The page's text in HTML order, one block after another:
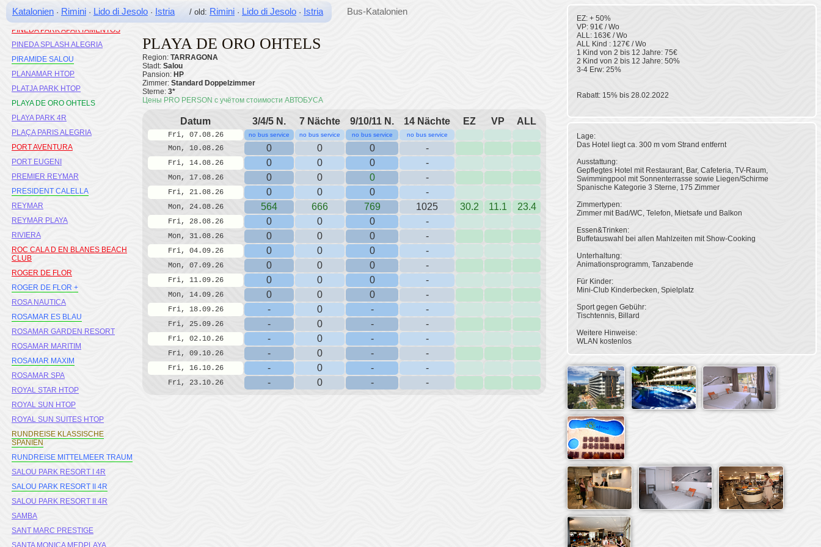
Katalonien · Rimini · Lido di Jesolo · Istria/ old: Rimini · Lido di Jesolo · Istria Bus-Katalonien
PIMAR AND SPA
PINEDA PARK APARTAMENTOS
PINEDA SPLASH ALEGRIA
PIRAMIDE SALOU
PLANAMAR HTOP
PLATJA PARK HTOP
PLAYA DE ORO OHTELS
PLAYA PARK 4R
PLAÇA PARIS ALEGRIA
PORT AVENTURA
PORT EUGENI
PREMIER REYMAR
PRESIDENT CALELLA
REYMAR
REYMAR PLAYA
RIVIERA
ROC CALA D EN BLANES BEACH
CLUB
ROGER DE FLOR
ROGER DE FLOR +
ROSA NAUTICA
ROSAMAR ES BLAU
ROSAMAR GARDEN RESORT
ROSAMAR MARITIM
ROSAMAR MAXIM
ROSAMAR SPA
ROYAL STAR HTOP
ROYAL SUN HTOP
ROYAL SUN SUITES HTOP
RUNDREISE KLASSISCHE
SPANIEN
RUNDREISE MITTELMEER TRAUM
SALOU PARK RESORT I 4R
SALOU PARK RESORT II 4R
SALOU PARK RESORT II 4R
SAMBA
SANT MARC PRESTIGE
SANTA MONICA MEDPLAYA
EZ: + 50%
VP: 91€ / Wo
ALL: 163€ / Wo
ALL Kind : 127€ / Wo
1 Kind von 2 bis 12 Jahre: 75€
2 Kind von 2 bis 12 Jahre: 50%
3-4 Erw: 25%
Rabatt: 15% bis 28.02.2022
Lage:
Das Hotel liegt ca. 300 m vom Strand entfernt
Ausstattung:
Gepflegtes Hotel mit Restaurant, Bar, Cafeteria, TV-Raum,
Swimmingpool mit Sonnenterrasse sowie Liegen/Schirme
Spanische Kategorie 3 Sterne, 175 Zimmer
Zimmertypen:
Zimmer mit Bad/WC, Telefon, Mietsafe und Balkon
Essen&Trinken:
Buffetauswahl bei allen Mahlzeiten mit Show-Cooking
Unterhaltung:
Animationsprogramm, Tanzabende
Für Kinder:
Mini-Club Kinderbecken, Spielplatz
Sport gegen Gebühr:
Tischtennis, Billard
Weitere Hinweise:
PLAYA DE ORO OHTELS
Region: TARRAGONA
Stadt: Salou
Pansion: HP
Zimmer: Standard Doppelzimmer
Sterne: 3*
Цены PRO PERSON с учётом стоимости АВТОБУСА
Datum 3/4/5 N. 7 Nächte 9/10/11 N. 14 Nächte EZ VP ALL
Fri, 07.08.26 no bus service no bus service no bus service no bus service
Mon, 10.08.26 0 0 0 -
Fri, 14.08.26 0 0 0 -
Mon, 17.08.26 0 0 0 -
Fri, 21.08.26 0 0 0 -
Mon, 24.08.26 564 666 769 1025 30.2 11.1 23.4
Fri, 28.08.26 0 0 0 -
Mon, 31.08.26 0 0 0 -
Fri, 04.09.26 0 0 0 -
Mon, 07.09.26 0 0 0 -
Fri, 11.09.26 0 0 0 -
Mon, 14.09.26 0 0 0 -
Fri, 18.09.26 - 0 - -
Fri, 25.09.26 - 0 - -
Fri, 02.10.26 - 0 - -
Fri, 09.10.26 - 0 - -
Fri, 16.10.26 - 0 - -
Fri, 23.10.26 - 0 - -